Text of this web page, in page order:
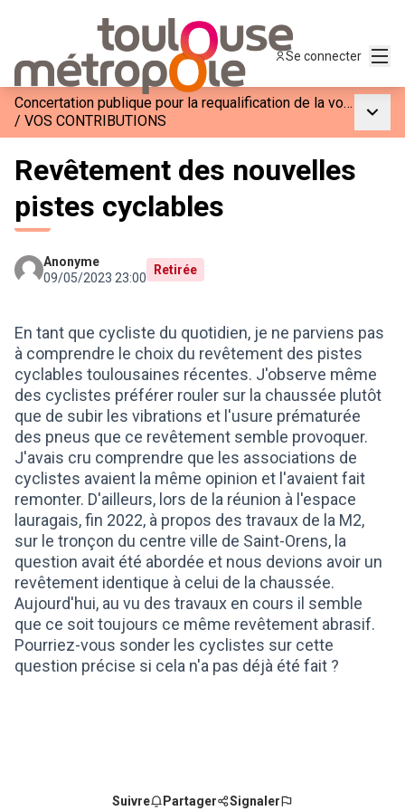
Se connecter
Concertation publique pour la requalification de la voie M2
/ VOS CONTRIBUTIONS
Revêtement des nouvelles
pistes cyclables
Anonyme
09/05/2023 23:00
Retirée
En tant que cycliste du quotidien, je ne parviens pas
à comprendre le choix du revêtement des pistes
cyclables toulousaines récentes. J'observe même
des cyclistes préférer rouler sur la chaussée plutôt
que de subir les vibrations et l'usure prématurée
des pneus que ce revêtement semble provoquer.
J'avais cru comprendre que les associations de
cyclistes avaient la même opinion et l'avaient fait
remonter. D'ailleurs, lors de la réunion à l'espace
lauragais, fin 2022, à propos des travaux de la M2,
sur le tronçon du centre ville de Saint-Orens, la
question avait été abordée et nous devions avoir un
revêtement identique à celui de la chaussée.
Aujourd'hui, au vu des travaux en cours il semble
que ce soit toujours ce même revêtement abrasif.
Pourriez-vous sonder les cyclistes sur cette
question précise si cela n'a pas déjà été fait ?
Suivre Partager Signaler